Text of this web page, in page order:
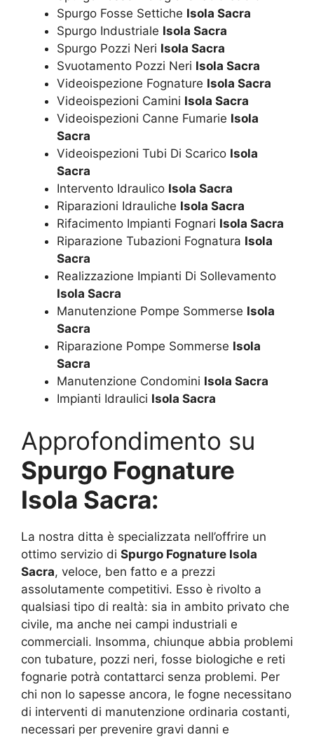
Spurgo Fosse Settiche Isola Sacra
Spurgo Industriale Isola Sacra
Spurgo Pozzi Neri Isola Sacra
Svuotamento Pozzi Neri Isola Sacra
Videoispezione Fognature Isola Sacra
Videoispezioni Camini Isola Sacra
Videoispezioni Canne Fumarie Isola
Sacra
Videoispezioni Tubi Di Scarico Isola
Sacra
Intervento Idraulico Isola Sacra
Riparazioni Idrauliche Isola Sacra
Rifacimento Impianti Fognari Isola Sacra
Riparazione Tubazioni Fognatura Isola
Sacra
Realizzazione Impianti Di Sollevamento
Isola Sacra
Manutenzione Pompe Sommerse Isola
Sacra
Riparazione Pompe Sommerse Isola
Sacra
Manutenzione Condomini Isola Sacra
Impianti Idraulici Isola Sacra
Approfondimento su
Spurgo Fognature
Isola Sacra:
La nostra ditta è specializzata nell’offrire un
ottimo servizio di Spurgo Fognature Isola
Sacra, veloce, ben fatto e a prezzi
assolutamente competitivi. Esso è rivolto a
qualsiasi tipo di realtà: sia in ambito privato che
civile, ma anche nei campi industriali e
commerciali. Insomma, chiunque abbia problemi
con tubature, pozzi neri, fosse biologiche e reti
fognarie potrà contattarci senza problemi. Per
chi non lo sapesse ancora, le fogne necessitano
di interventi di manutenzione ordinaria costanti,
necessari per prevenire gravi danni e